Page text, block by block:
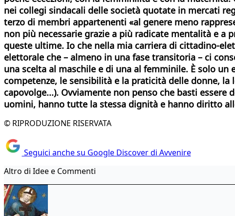
nei collegi sindacali delle società quotate in mercati
terzo di membri appartenenti «al genere meno
non più necessarie grazie a più radicate mentalità e a
queste ultime. Io che nella mia carriera di cittadino-
elettorale che – almeno in una fase transitoria – ci
una scelta al maschile e di una al femminile. È solo
competenze, le sensibilità e la praticità delle donne,
capovolge...). Ovviamente non penso che basti
uomini, hanno tutte la stessa dignità e hanno diritto
© RIPRODUZIONE RISERVATA
Seguici anche su Google Discover di Avvenire
Altro di Idee e Commenti